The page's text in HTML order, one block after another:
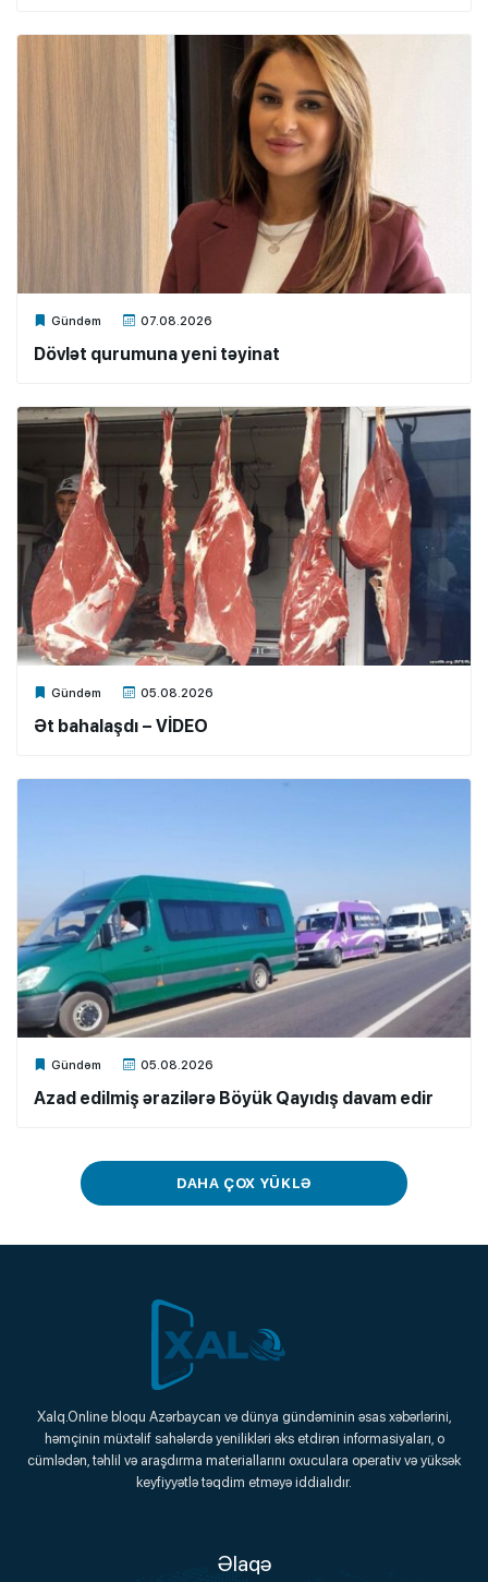
Gündəm 07.08.2026
Xalq.Online
Dövlət qurumuna yeni təyinat
Gündəm 05.08.2026
Xalq.Online
Ət bahalaşdı – VİDEO
Gündəm 05.08.2026
Xalq.Online
Azad edilmiş ərazilərə Böyük Qayıdış davam edir
DAHA ÇOX YÜKLƏ
Xalq.Online
Onlayn Platforma
Xalq.Online bloqu Azərbaycan və dünya gündəminin əsas xəbərlərini,
həmçinin müxtəlif sahələrdə yenilikləri əks etdirən informasiyaları, o
cümlədən, təhlil və araşdırma materiallarını oxuculara operativ və yüksək
keyfiyyətlə təqdim etməyə iddialıdır.
Əlaqə